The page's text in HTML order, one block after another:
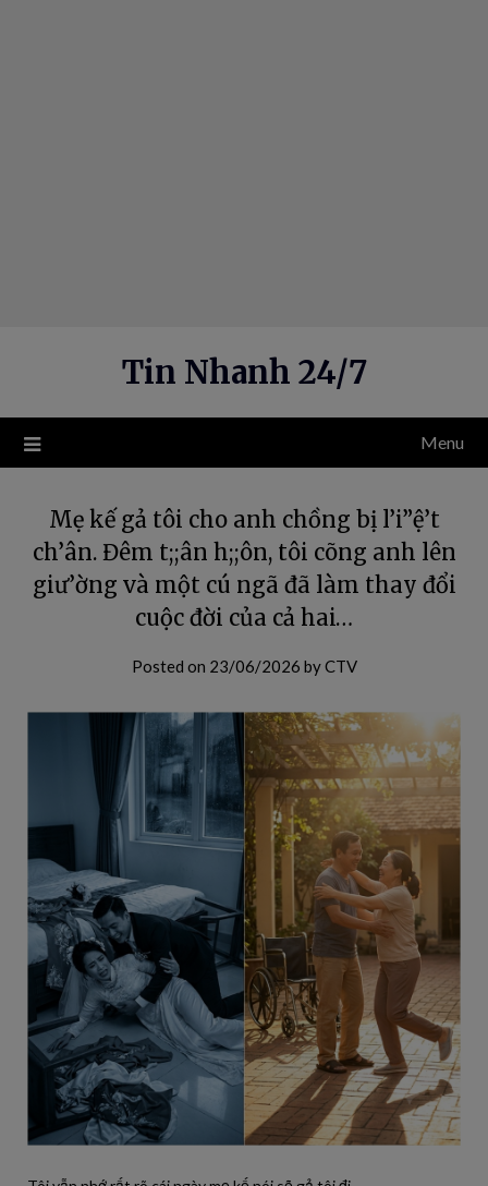
Tin Nhanh 24/7
Menu
Mẹ kế gả tôi cho anh chồng bị l’i”ệ’t
ch’ân. Đêm t;;ân h;;ôn, tôi cõng anh lên
giư’ờng và một cú ngã đã làm thay đổi
cuộc đời của cả hai…
Posted on 23/06/2026 byCTV